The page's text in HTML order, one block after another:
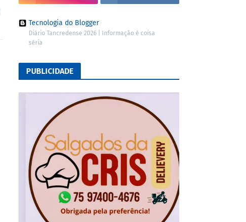
Tecnologia do Blogger
Diário Tancredense 2026 | Informação é coisa
séria
PUBLICIDADE